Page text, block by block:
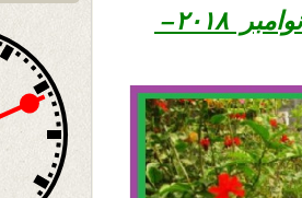
۱۳۹۷ – ۱۲ نوامبر ۲۰۱۸–